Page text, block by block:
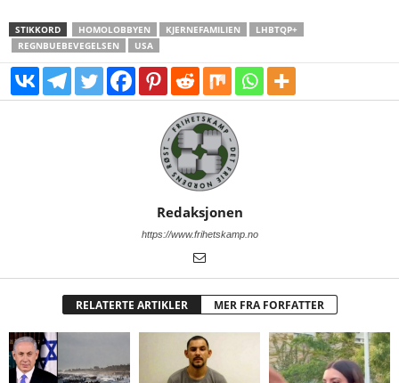
STIKKORD HOMOLOBBYEN KJERNEFAMILIEN
LHBTQP+
REGNBUEBEVEGELSEN
USA
Redaksjonen
https://www.frihetskamp.no
RELATERTE ARTIKLER MER FRA FORFATTER